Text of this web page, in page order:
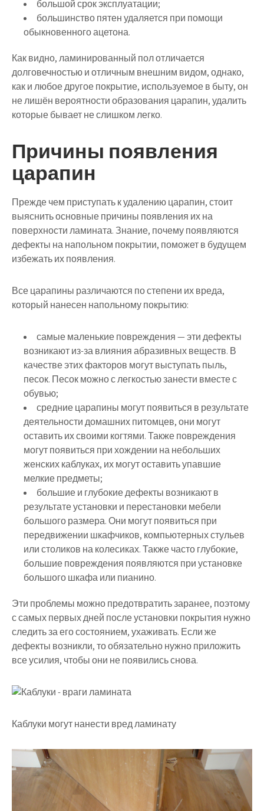
большой срок эксплуатации;
большинство пятен удаляется при помощи
обыкновенного ацетона.
Как видно, ламинированный пол отличается
долговечностью и отличным внешним видом, однако,
как и любое другое покрытие, используемое в быту, он
не лишён вероятности образования царапин, удалить
которые бывает не слишком легко.
Причины появления
царапин
Прежде чем приступать к удалению царапин, стоит
выяснить основные причины появления их на
поверхности ламината. Знание, почему появляются
дефекты на напольном покрытии, поможет в будущем
избежать их появления.
Все царапины различаются по степени их вреда,
который нанесен напольному покрытию:
самые маленькие повреждения — эти дефекты
возникают из-за влияния абразивных веществ. В
качестве этих факторов могут выступать пыль,
песок. Песок можно с легкостью занести вместе с
обувью;
средние царапины могут появиться в результате
деятельности домашних питомцев, они могут
оставить их своими когтями. Также повреждения
могут появиться при хождении на небольших
женских каблуках, их могут оставить упавшие
мелкие предметы;
большие и глубокие дефекты возникают в
результате установки и перестановки мебели
большого размера. Они могут появиться при
передвижении шкафчиков, компьютерных стульев
или столиков на колесиках. Также часто глубокие,
большие повреждения появляются при установке
большого шкафа или пианино.
Эти проблемы можно предотвратить заранее, поэтому
с самых первых дней после установки покрытия нужно
следить за его состоянием, ухаживать. Если же
дефекты возникли, то обязательно нужно приложить
все усилия, чтобы они не появились снова.
Каблуки могут нанести вред ламинату